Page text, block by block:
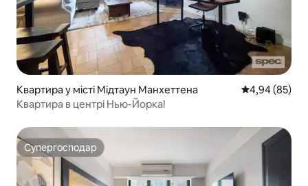
Квартира у місті Мідтаун Манхеттена Середня
4,94 (85)
Квартира в центрі Нью-Йорка!
Супергосподар
Супергосподар